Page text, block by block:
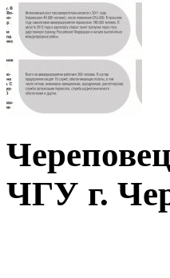
ЧГУ г.